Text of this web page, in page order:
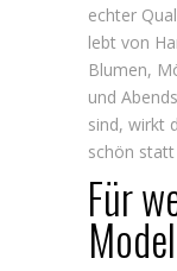
echter
lebt von
Blumen,
und
sind, wirkt
schön
Für